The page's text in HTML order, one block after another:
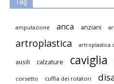
Tag
amputazione anca anziani
artroplastica artroplastica
ausili calzature caviglia
corsetto cuffia dei rotatori